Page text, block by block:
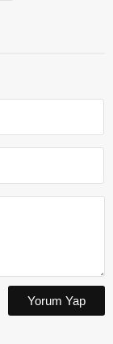
Yorum Yap